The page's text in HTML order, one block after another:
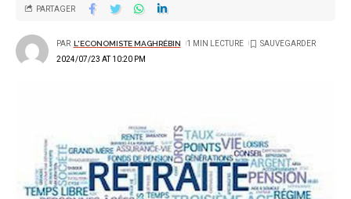
2024/07/23 AT 10:20 PM
PAR L'ECONOMISTE MAGHRÉBIN 1 MIN LECTURE
PARTAGER